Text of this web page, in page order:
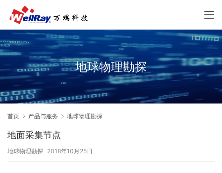
地球物理勘探
首页 产品与服务 地球物理勘探
地面采集节点
地球物理勘探 2018年10月25日